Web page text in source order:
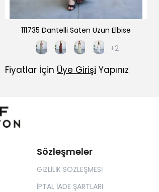
111735 Dantelli Saten Uzun Elbise
+2
Fiyatlar İçin Üye Girişi Yapınız
Sözleşmeler
GİZLİLİK SÖZLEŞMESİ
İPTAL İADE ŞARTLARI